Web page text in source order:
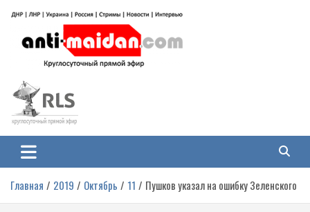
содержимому
Антимайдан: Гражданская война
на Украине
гражданской войне на Украине, включая события в Новороссии, ДНР,
ЛНР и других регионах.
Главная 2019 Октябрь 11 Пушков указал на ошибку Зеленского